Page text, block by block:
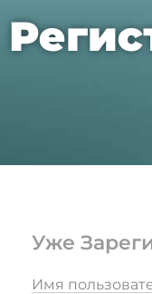
Уже
Имя